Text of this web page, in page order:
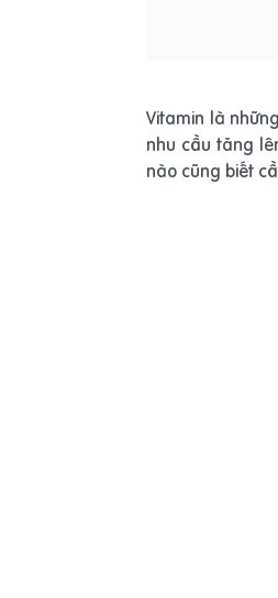
Vitamin là
nhu cầu tăng
nào cũng biết